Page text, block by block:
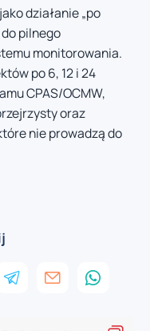
działanie „po
pilnego
monitorowania.
po 6, 12 i 24
CPAS/OCMW,
oraz
nie prowadzą do